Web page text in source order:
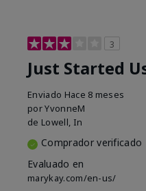
3
Just Started
Enviado Hace 8 meses
porYvonneM
de Lowell, In
Comprador verificado
Evaluado en
marykay.com/en-us/